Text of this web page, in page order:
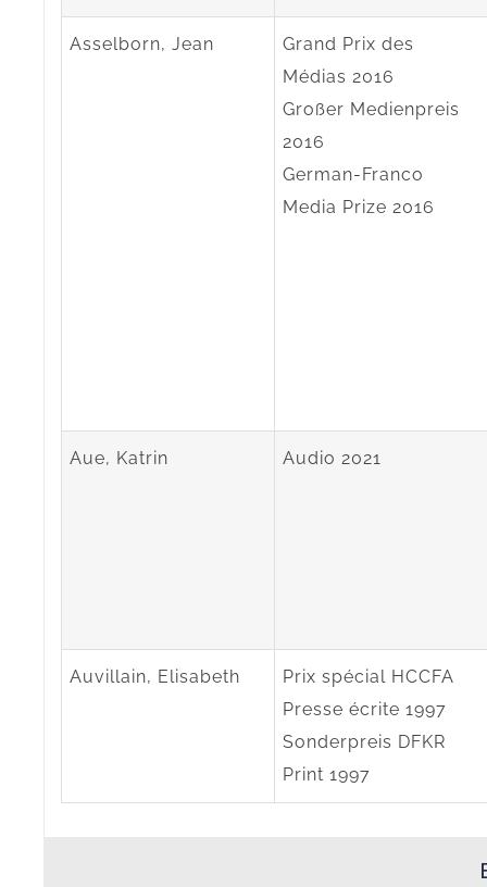
Asselborn, Jean
Grand Prix des
Médias 2016
Großer Medienpreis
2016
German-Franco
Media Prize 2016
Aue, Katrin Audio 2021
Auvillain, Elisabeth
Prix spécial HCCFA
Presse écrite 1997
Sonderpreis DFKR
Print 1997